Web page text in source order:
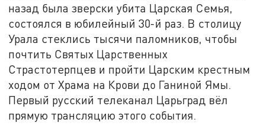
назад была зверски убита Царская Семья,
состоялся в юбилейный 30-й раз. В столицу
Урала стеклись тысячи паломников, чтобы
почтить Святых Царственных
Страстотерпцев и пройти Царским крестным
ходом от Храма на Крови до Ганиной Ямы.
Первый русский телеканал Царьград вёл
прямую трансляцию этого события.